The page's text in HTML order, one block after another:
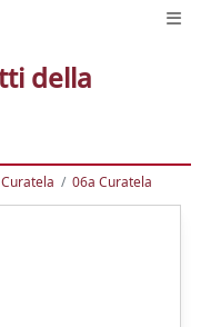
della
06a Curatela